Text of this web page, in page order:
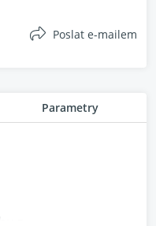
Poslat e-mailem
Parametry